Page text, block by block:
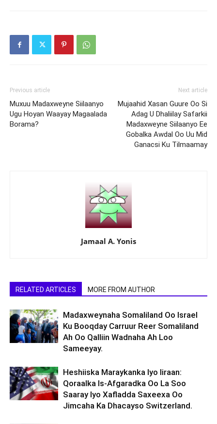
Previous article
Muxuu Madaxweyne Siilaanyo
Ugu Hoyan Waayay Magaalada
Borama?
Next article
Mujaahid Xasan Guure Oo Si
Adag U Dhaliilay Safarkii
Madaxweyne Siilaanyo Ee
Gobalka Awdal Oo Uu Mid
Ganacsi Ku Tilmaamay
Jamaal A. Yonis
RELATED ARTICLES MORE FROM AUTHOR
Madaxweynaha Somaliland Oo Israel
Ku Booqday Carruur Reer Somaliland
Ah Oo Qalliin Wadnaha Ah Loo
Sameeyay.
Heshiiska Maraykanka Iyo Iiraan:
Qoraalka Is-Afgaradka Oo La Soo
Saaray Iyo Xafladda Saxeexa Oo
Jimcaha Ka Dhacayso Switzerland.